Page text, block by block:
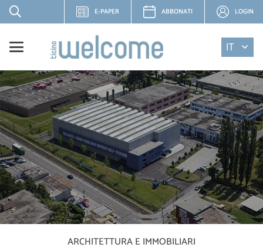
E-PAPER ABBONATI LOGIN
IT
ARCHITETTURA E IMMOBILIARI